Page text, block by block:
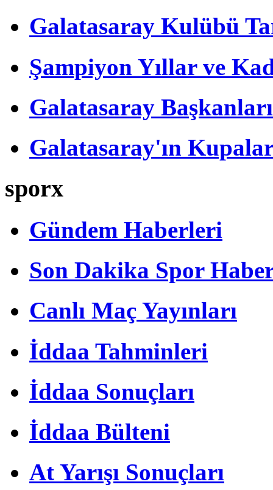
Galatasaray Kulübü
Şampiyon Yıllar ve
Galatasaray Başkanları
Galatasaray'ın
sporx
Gündem Haberleri
Son Dakika Spor
Canlı Maç Yayınları
İddaa Tahminleri
İddaa Sonuçları
İddaa Bülteni
At Yarışı Sonuçları